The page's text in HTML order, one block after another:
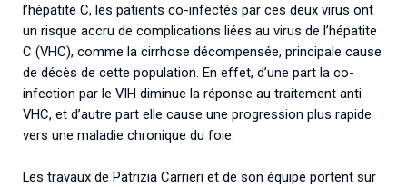
l’hépatite C, les patients co-infectés par ces deux virus ont
un risque accru de complications liées au virus de l’hépatite
C (VHC), comme la cirrhose décompensée, principale cause
de décès de cette population. En effet, d’une part la co-
infection par le VIH diminue la réponse au traitement anti
VHC, et d’autre part elle cause une progression plus rapide
vers une maladie chronique du foie.
Les travaux de Patrizia Carrieri et de son équipe portent sur